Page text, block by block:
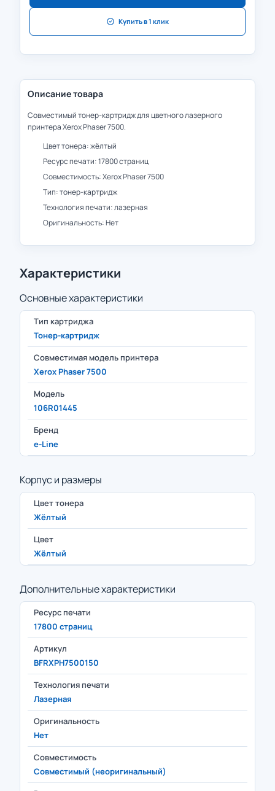
Купить в 1 клик
Описание товара
Совместимый тонер-картридж для цветного лазерного
принтера Xerox Phaser 7500.
Цвет тонера: жёлтый
Ресурс печати: 17800 страниц
Совместимость: Xerox Phaser 7500
Тип: тонер-картридж
Технология печати: лазерная
Оригинальность: Нет
Характеристики
Основные характеристики
Тип картриджа
Тонер-картридж
Совместимая модель принтера
Xerox Phaser 7500
Модель
106R01445
Бренд
e-Line
Корпус и размеры
Цвет тонера
Жёлтый
Цвет
Жёлтый
Дополнительные характеристики
Ресурс печати
17800 страниц
Артикул
BFRXPH7500150
Технология печати
Лазерная
Оригинальность
Нет
Совместимость
Совместимый (неоригинальный)